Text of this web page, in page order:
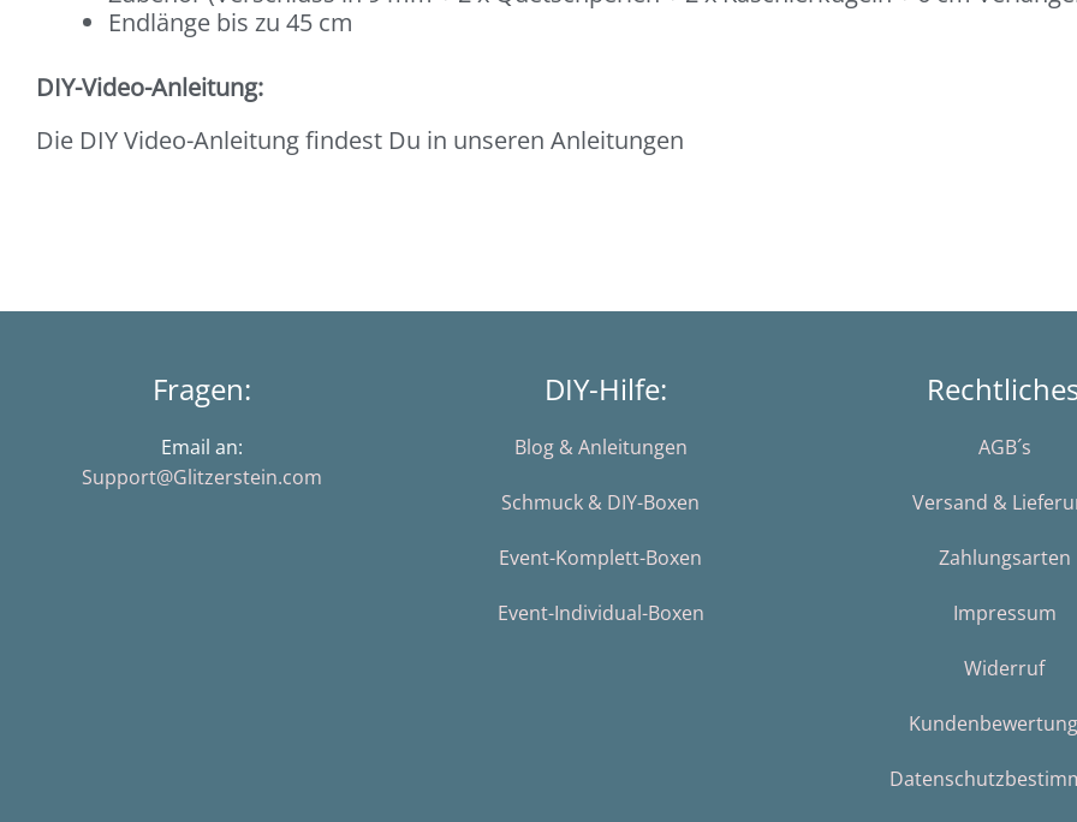
Endlänge bis zu 45 cm
DIY-Video-Anleitung:
Die DIY Video-Anleitung findest Du in unseren Anleitungen
Fragen:
Email an:
Support@Glitzerstein.com
DIY-Hilfe:
Blog & Anleitungen
Schmuck & DIY-Boxen
Event-Komplett-Boxen
Event-Individual-Boxen
AGB´s
Versand &
Zahlungsarten
Impressum
Widerruf